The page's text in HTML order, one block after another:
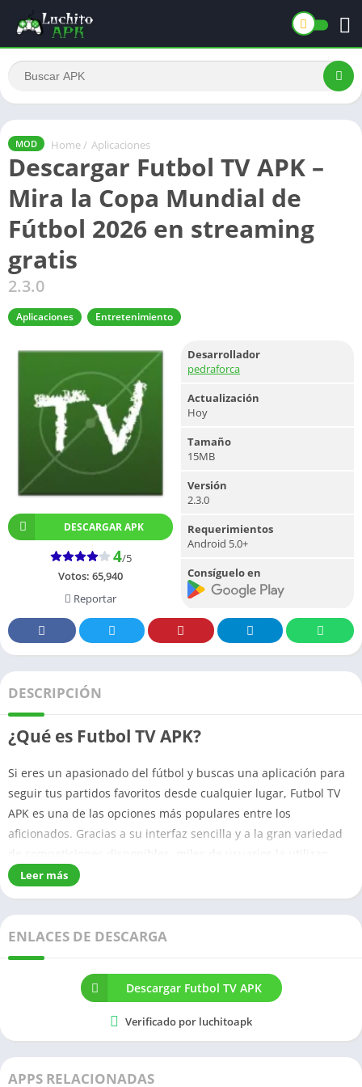
MOD Home / Aplicaciones
Descargar Futbol TV APK –
Mira la Copa Mundial de
Fútbol 2026 en streaming
gratis
2.3.0
Aplicaciones Entretenimiento
DESCARGAR APK
4/5
Votos: 65,940
Reportar
Desarrollador
pedraforca
Actualización
Hoy
Tamaño
15MB
Versión
2.3.0
Requerimientos
Android 5.0+
Consíguelo en
DESCRIPCIÓN
¿Qué es Futbol TV APK?
Si eres un apasionado del fútbol y buscas una aplicación para
seguir tus partidos favoritos desde cualquier lugar, Futbol TV
APK es una de las opciones más populares entre los
aficionados. Gracias a su interfaz sencilla y a la gran variedad
para disfrutar de transmisiones deportivas directamente desde
su dispositivo Android.
deseas explorar otra opción para seguir partidos en vivo,
relacionado. Ambas aplicaciones comparten el objetivo de
Leer más
ENLACES DE DESCARGA
Descargar Futbol TV APK
Verificado por luchitoapk
APPS RELACIONADAS